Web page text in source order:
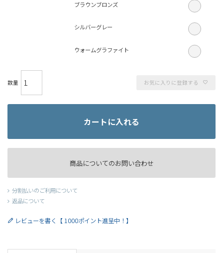
ブラウンブロンズ
シルバーグレー
ウォームグラファイト
お気に入りに登録する
カートに入れる
商品についてのお問い合わせ
分割払いのご利用について
返品について
レビューを書く【 1000ポイント進呈中！】